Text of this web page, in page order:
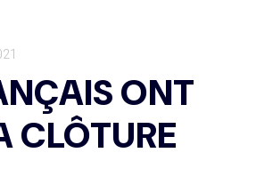
ONT
CLÔTURE